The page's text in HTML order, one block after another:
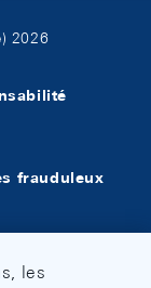
2026
frauduleux
les